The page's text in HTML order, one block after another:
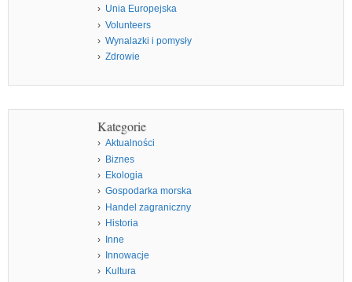
Unia Europejska
Volunteers
Wynalazki i pomysły
Zdrowie
Kategorie
Aktualności
Biznes
Ekologia
Gospodarka morska
Handel zagraniczny
Historia
Inne
Innowacje
Kultura